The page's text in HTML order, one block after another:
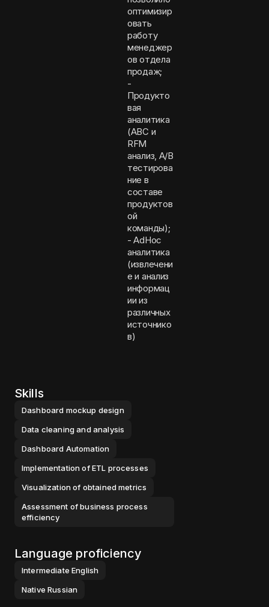
оптимизир
овать
работу
менеджер
ов отдела
продаж;
-
Продукто
вая
аналитика
(ABC и
RFM
анализ, A/B
тестирова
ние в
составе
продуктов
ой
команды);
- AdHoc
аналитика
(извлечени
е и анализ
информац
ии из
различных
источнико
в)
Skills
Dashboard mockup design
Data cleaning and analysis
Dashboard Automation
Implementation of ETL processes
Visualization of obtained metrics
Assessment of business process
efficiency
Language proficiency
Intermediate English
Native Russian